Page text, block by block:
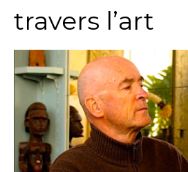
travers l’art